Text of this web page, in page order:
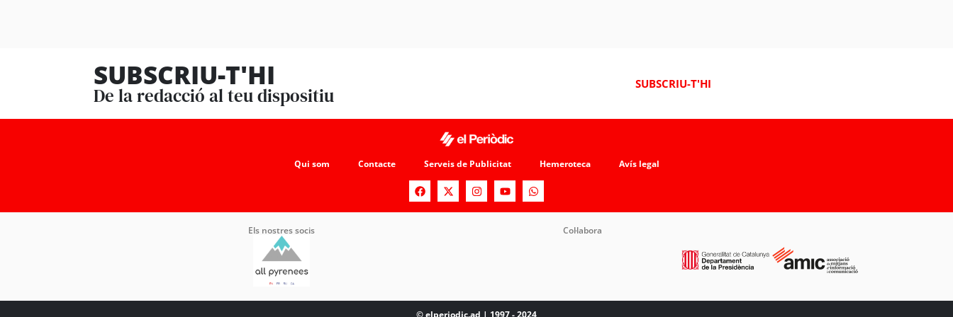
SUBSCRIU-T'HI
De la redacció al teu dispositiu
SUBSCRIU-T'HI
Qui som Contacte Serveis de Publicitat Hemeroteca Avís legal
Els nostres socis Col·labora
© elperiodic.ad | 1997 - 2024